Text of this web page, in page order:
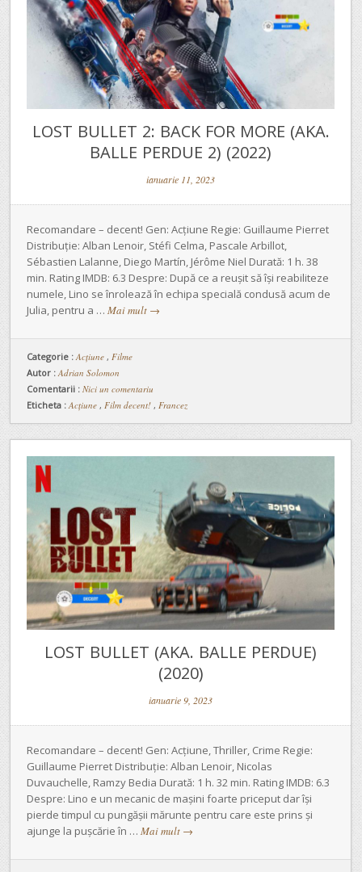
LOST BULLET 2: BACK FOR MORE (AKA.
BALLE PERDUE 2) (2022)
ianuarie 11, 2023
Recomandare – decent! Gen: Acțiune Regie: Guillaume Pierret
Distribuție: Alban Lenoir, Stéfi Celma, Pascale Arbillot,
Sébastien Lalanne, Diego Martín, Jérôme Niel Durată: 1 h. 38
min. Rating IMDB: 6.3 Despre: După ce a reușit să își reabiliteze
numele, Lino se înrolează în echipa specială condusă acum de
Julia, pentru a … Mai mult →
Categorie : Acţiune , Filme
Autor : Adrian Solomon
Comentarii : Nici un comentariu
Eticheta : Acțiune , Film decent! , Francez
LOST BULLET (AKA. BALLE PERDUE)
(2020)
ianuarie 9, 2023
Recomandare – decent! Gen: Acțiune, Thriller, Crime Regie:
Guillaume Pierret Distribuție: Alban Lenoir, Nicolas
Duvauchelle, Ramzy Bedia Durată: 1 h. 32 min. Rating IMDB: 6.3
Despre: Lino e un mecanic de mașini foarte priceput dar își
pierde timpul cu pungășii mărunte pentru care este prins și
ajunge la pușcărie în … Mai mult →